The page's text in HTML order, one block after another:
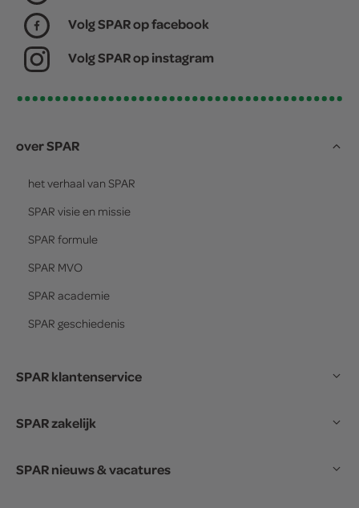
Volg SPAR op facebook
Volg SPAR op instagram
over SPAR
het verhaal van SPAR
SPAR visie en missie
SPAR formule
SPAR MVO
SPAR academie
SPAR geschiedenis
SPAR klantenservice
SPAR zakelijk
SPAR nieuws & vacatures